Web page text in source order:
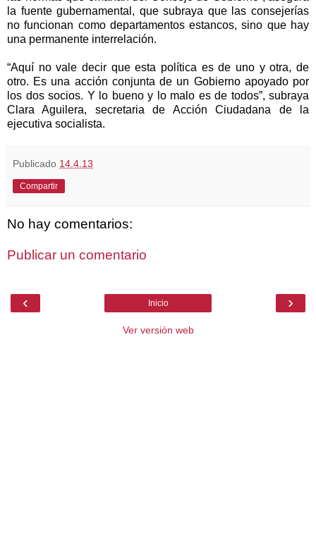
la fuente gubernamental, que subraya que las consejerías
no funcionan como departamentos estancos, sino que hay
una permanente interrelación.
“Aquí no vale decir que esta política es de uno y otra, de
otro. Es una acción conjunta de un Gobierno apoyado por
los dos socios. Y lo bueno y lo malo es de todos”, subraya
Clara Aguilera, secretaria de Acción Ciudadana de la
ejecutiva socialista.
Publicado 14.4.13
Compartir
No hay comentarios:
Publicar un comentario
‹ ›
Inicio
Ver versión web